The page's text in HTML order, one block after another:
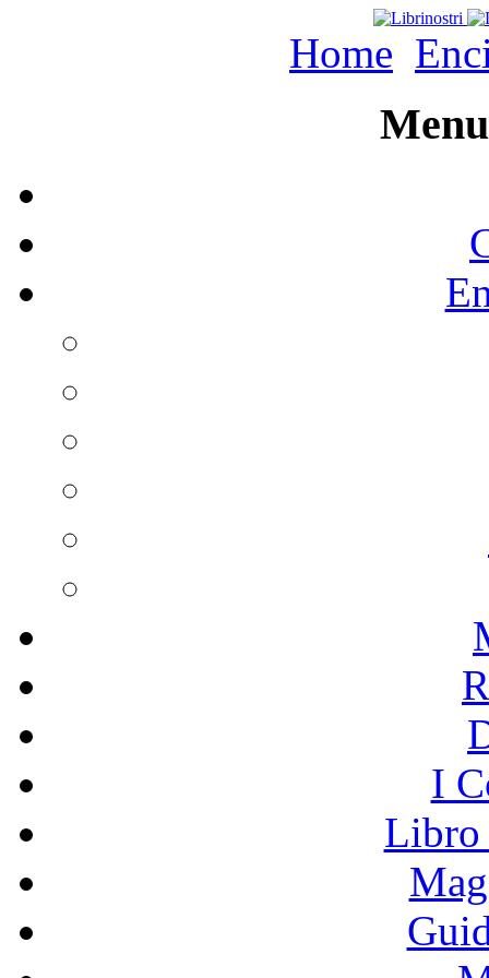
Home
I
Libro